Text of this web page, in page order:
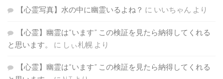
【心霊写真】水の中に幽霊いるよね？ に いいちゃん より
【心霊】幽霊は“います” この検証を見たら納得してくれる
と思います。
に しぃ札幌 より
【心霊】幽霊は“います” この検証を見たら納得してくれる